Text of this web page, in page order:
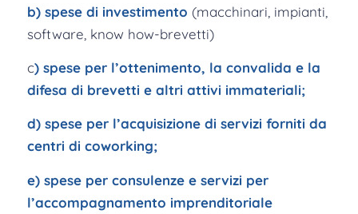
b) spese di investimento (macchinari, impianti,
software, know how-brevetti)
c) spese per l’ottenimento, la convalida e la
difesa di brevetti e altri attivi immateriali;
d) spese per l’acquisizione di servizi forniti da
centri di coworking;
e) spese per consulenze e servizi per
l’accompagnamento imprenditoriale